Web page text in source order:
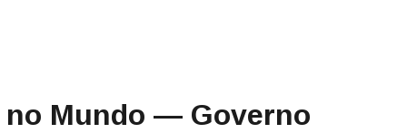
no Mundo — Governo